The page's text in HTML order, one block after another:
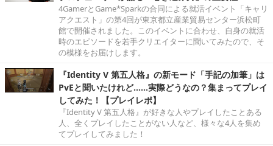
4GamerとGame*Sparkの合同による就活イベント「キャリ
アクエスト」の第4回が東京都立産業貿易センター浜松町
館で開催されました。このイベントに合わせ、自身の就活
時のエピソードを若手クリエイターに聞いてみたので、そ
の模様をお届けします。
『Identity V 第五人格』の新モード「手記の加筆」は
PvEと聞いたけれど……実際どうなの？集まってプレイ
してみた！【プレイレポ】
『Identity V 第五人格』が好きな人やプレイしたことある
人、全くプレイしたことがない人など、様々な4人を集め
てプレイしてみました！